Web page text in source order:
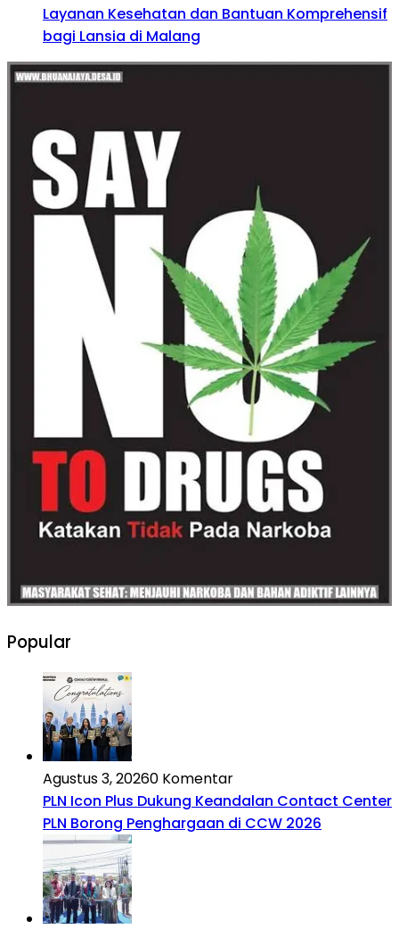
Layanan Kesehatan dan Bantuan Komprehensif
bagi Lansia di Malang
Popular
Agustus 3, 20260 Komentar
PLN Icon Plus Dukung Keandalan Contact Center
PLN Borong Penghargaan di CCW 2026